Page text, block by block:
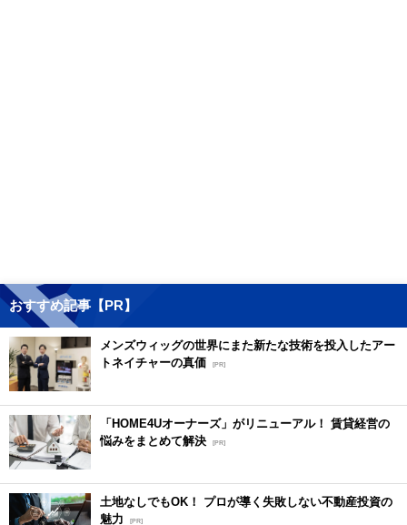
おすすめ記事【PR】
メンズウィッグの世界にまた新たな技術を投入したアー
トネイチャーの真価 [PR]
「HOME4Uオーナーズ」がリニューアル！ 賃貸経営の
悩みをまとめて解決 [PR]
土地なしでもOK！ プロが導く失敗しない不動産投資の
魅力
[PR]